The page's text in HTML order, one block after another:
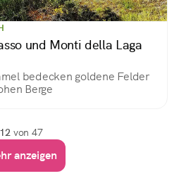
und Monti della Laga
bedecken goldene Felder
Berge
12von 47
anzeigen